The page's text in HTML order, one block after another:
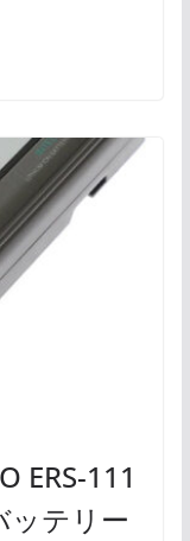
ERS-111
ッテリー